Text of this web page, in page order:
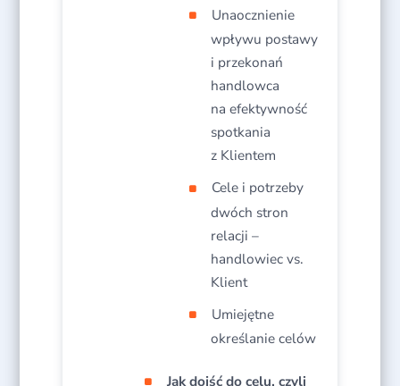
Unaocznienie
wpływu postawy
i przekonań
handlowca
na efektywność
spotkania
z Klientem​
Cele i potrzeby
dwóch stron
relacji –
handlowiec vs.
Klient​
Umiejętne
określanie celów​
Jak dojść do celu, czyli